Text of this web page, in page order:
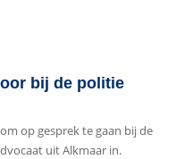
bij de politie
op gesprek te gaan bij de
uit Alkmaar in.